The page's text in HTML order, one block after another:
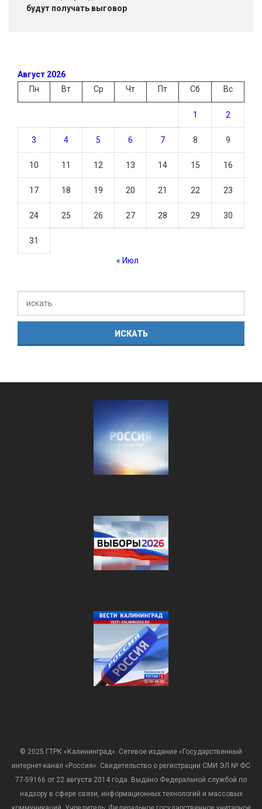
будут получать выговор
Август 2026
Пн
Вт Ср Чт Пт Сб Вс
1 2
3 4 5 6 7 8 9
10 11 12 13 14 15 16
17 18 19 20 21 22 23
24 25 26 27 28 29 30
31
« Июл
© 2025 ГТРК «Калининград». Сетевое издание «Государственный
интернет-канал «Россия». Свидетельство о регистрации СМИ ЭЛ № ФС
77-59166 от 22 августа 2014 года. Выдано Федеральной службой по
надзору в сфере связи, информационных технологий и массовых